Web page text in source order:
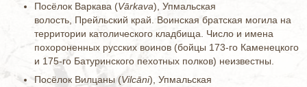
Посёлок Варкава (Vārkava), Упмальская
волость, Прейльский край. Воинская братская могила на
территории католического кладбища. Число и имена
похороненных русских воинов (бойцы 173-го Каменецкого
и 175-го Батуринского пехотных полков) неизвестны.
Посёлок Вилцаны (Vilcāni), Упмальская